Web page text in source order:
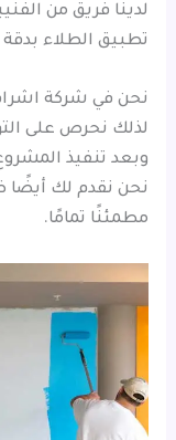
لدينا فريق من
تطبيق الطلاء
نحن في شركة
لذلك نحرص على
وبعد تنفيذ
نحن نقدم لك أيضًا
مطمئنًا تمامًا.